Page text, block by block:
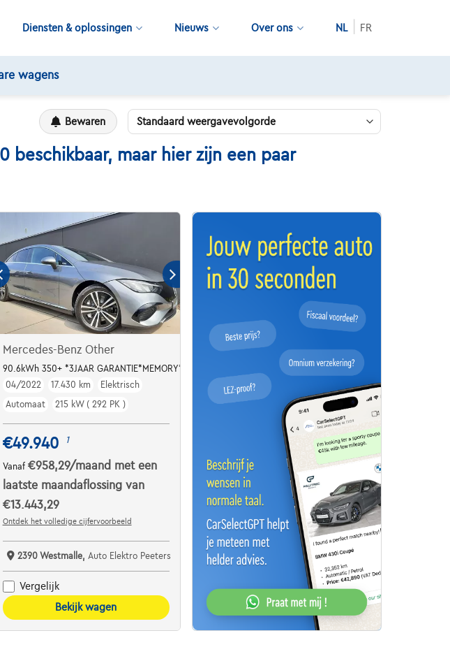
Diensten & oplossingen Nieuws Over ons NL FR
wagens
Bewaren
beschikbaar, maar hier zijn een paar
| 22"
Mercedes-Benz Other
90.6kWh 350+ *3JAAR GARANTIE*MEMORY*LEDER*BURMESTER
04/2022
17.430 km
Elektrisch
Automaat
215 kW ( 292 PK )
€49.940 1
Vanaf €958,29/maand met een
laatste maandaflossing van
€13.443,29
Ontdek het volledige cijfervoorbeeld
2390 Westmalle, Auto Elektro Peeters
Vergelijk
Bekijk wagen